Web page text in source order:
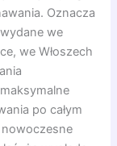
Oznacza
we
we Włoszech
po całym
nowoczesne